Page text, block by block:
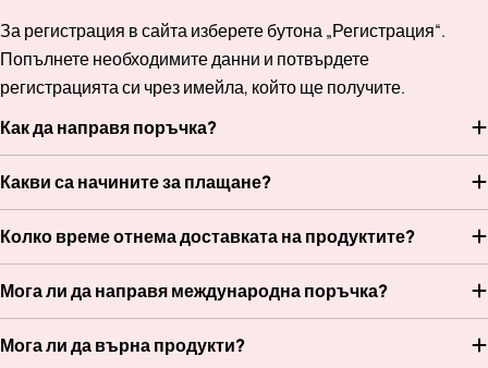
За регистрация в сайта изберете бутона „Регистрация“.
Попълнете необходимите данни и потвърдете
регистрацията си чрез имейла, който ще получите.
Как да направя поръчка?
Какви са начините за плащане?
Колко време отнема доставката на продуктите?
Мога ли да направя международна поръчка?
Мога ли да върна продукти?